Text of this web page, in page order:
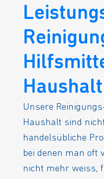
Haushalt
Unsere
Haushalt sind
handelsübliche
bei denen man oft
nicht mehr weiss,